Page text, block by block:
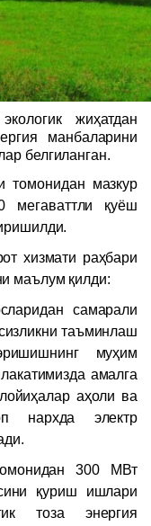
жиҳатдан
манбаларини
белгиланган.
томонидан мазкур
мегаваттли қуёш
хизмати раҳбари
маълум қилди:
самарали
таъминлаш
муҳим
амалга
аҳоли ва
нархда электр
300 МВт
қуриш ишлари
тоза энергия